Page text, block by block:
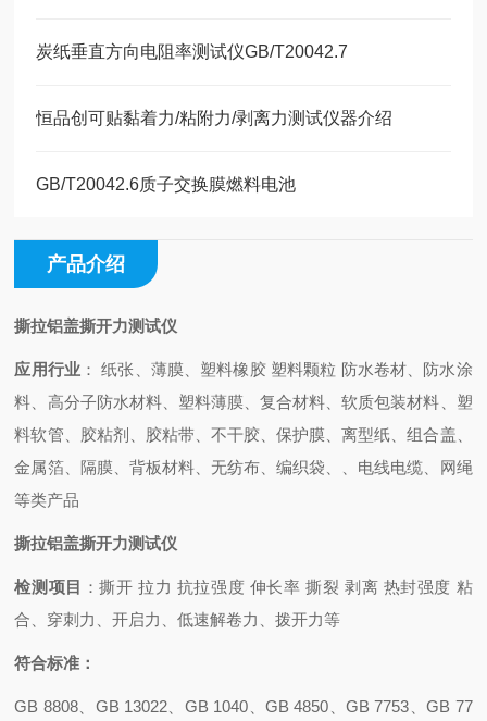
炭纸垂直方向电阻率测试仪GB/T20042.7
恒品创可贴黏着力/粘附力/剥离力测试仪器介绍
GB/T20042.6质子交换膜燃料电池
产品介绍
撕拉铝盖撕开力测试仪
应用行业 ： 纸张、薄膜、塑料橡胶 塑料颗粒 防水卷材、防水涂
料、高分子防水材料、 塑料薄膜、复合材料、软质包装材料、塑
料软管、胶粘剂、胶粘带、不干胶、保护膜、离型纸、组合盖、
金属箔、隔膜、背板材料、无纺布、编织袋 、、电线电缆、网绳
等类产品
撕拉铝盖撕开力测试仪
检测项目 ：撕开拉力 抗拉强度 伸长率 撕裂 剥离 热封强度 粘
合、穿刺力、开启力、低速解卷力、拨开力等
符合标准：
GB 8808、 GB 13022、 GB 1040 GB 4850 、GB 7753 、GB 77